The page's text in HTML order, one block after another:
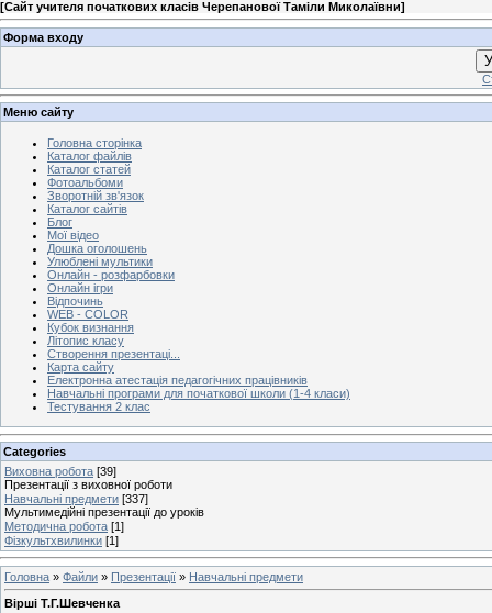
[Сайт учителя початкових класів Черепанової Таміли Миколаївни]
Форма входу
Меню сайту
Головна сторінка
Каталог файлів
Каталог статей
Фотоальбоми
Зворотній зв'язок
Каталог сайтів
Блог
Мої відео
Дошка оголошень
Улюблені мультики
Онлайн - розфарбовки
Онлайн ігри
Відпочинь
WEB - COLOR
Кубок визнання
Літопис класу
Створення презентаці...
Карта сайту
Електронна атестація педагогічних працівників
Навчальні програми для початкової школи (1-4 класи)
Тестування 2 клас
Categories
Виховна робота [39]
Презентації з виховної роботи
Навчальні предмети [337]
Мультимедійні презентації до уроків
Методична робота [1]
Фізкультхвилинки [1]
Головна » Файли » Презентації » Навчальні предмети
Вірші Т.Г.Шевченка